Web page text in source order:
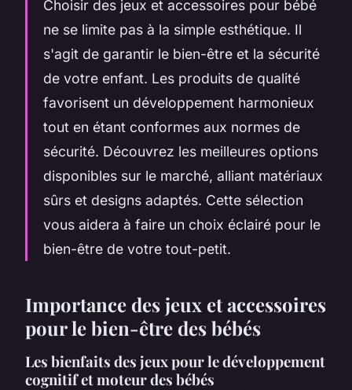
Choisir des jeux et accessoires pour bébé
ne se limite pas à la simple esthétique. Il
s'agit de garantir le bien-être et la sécurité
de votre enfant. Les produits de qualité
favorisent un développement harmonieux
tout en étant conformes aux normes de
sécurité. Découvrez les meilleures options
disponibles sur le marché, alliant matériaux
sûrs et designs adaptés. Cette sélection
vous aidera à faire un choix éclairé pour le
bien-être de votre tout-petit.
Importance des jeux et accessoires
pour le bien-être des bébés
Les bienfaits des jeux pour le développement
cognitif et moteur des bébés